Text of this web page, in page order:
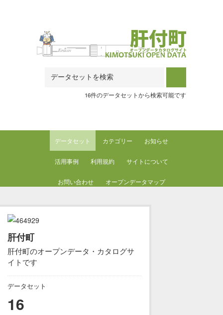
16件のデータセットから検索可能です
データセット カテゴリー お知らせ
活用事例 利用規約 サイトについて
お問い合わせ オープンデータマップ
肝付町
肝付町のオープンデータ・カタログサ
イトです
データセット
16